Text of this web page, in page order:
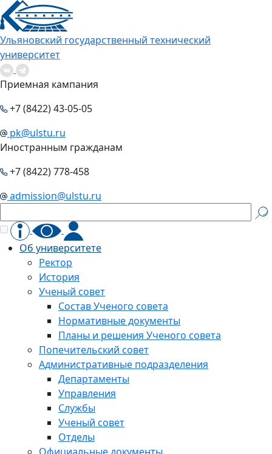
Ульяновский государственный технический
университет
Приемная кампания
+7 (8422) 43-05-05
pk@ulstu.ru
Иностранным гражданам
+7 (8422) 778-458
admission@ulstu.ru
Об университете
Ректор
История
Ученый совет
Состав Ученого совета
Нормативные документы
Планы и решения Ученого совета
Попечительский совет
Административные подразделения
Департаменты
Управления
Службы
Ученый совет
Отделы